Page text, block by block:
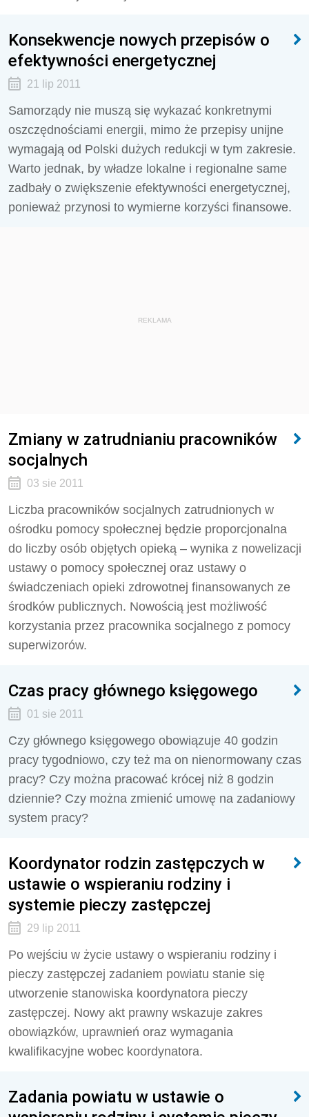
Konsekwencje nowych przepisów o
efektywności energetycznej
21 lip 2011
Samorządy nie muszą się wykazać konkretnymi
oszczędnościami energii, mimo że przepisy unijne
wymagają od Polski dużych redukcji w tym zakresie.
Warto jednak, by władze lokalne i regionalne same
zadbały o zwiększenie efektywności energetycznej,
ponieważ przynosi to wymierne korzyści finansowe.
REKLAMA
Zmiany w zatrudnianiu pracowników
socjalnych
03 sie 2011
Liczba pracowników socjalnych zatrudnionych w
ośrodku pomocy społecznej będzie proporcjonalna
do liczby osób objętych opieką – wynika z nowelizacji
ustawy o pomocy społecznej oraz ustawy o
świadczeniach opieki zdrowotnej finansowanych ze
środków publicznych. Nowością jest możliwość
korzystania przez pracownika socjalnego z pomocy
superwizorów.
Czas pracy głównego księgowego
01 sie 2011
Czy głównego księgowego obowiązuje 40 godzin
pracy tygodniowo, czy też ma on nienormowany czas
pracy? Czy można pracować krócej niż 8 godzin
dziennie? Czy można zmienić umowę na zadaniowy
system pracy?
Koordynator rodzin zastępczych w
ustawie o wspieraniu rodziny i
systemie pieczy zastępczej
29 lip 2011
Po wejściu w życie ustawy o wspieraniu rodziny i
pieczy zastępczej zadaniem powiatu stanie się
utworzenie stanowiska koordynatora pieczy
zastępczej. Nowy akt prawny wskazuje zakres
obowiązków, uprawnień oraz wymagania
kwalifikacyjne wobec koordynatora.
Zadania powiatu w ustawie o